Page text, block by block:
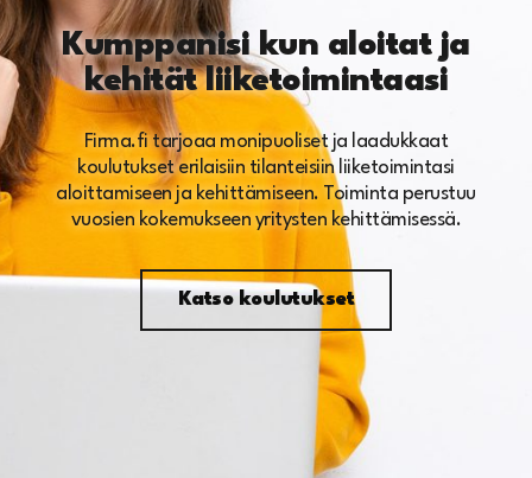
Kumppanisi kun aloitat ja
kehität liiketoimintaasi
Firma.fi tarjoaa monipuoliset ja laadukkaat
koulutukset erilaisiin tilanteisiin liiketoimintasi
aloittamiseen ja kehittämiseen. Toiminta perustuu
vuosien kokemukseen yritysten kehittämisessä.
Katso koulutukset